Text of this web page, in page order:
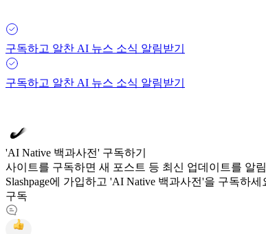
구독하고 알찬 AI 뉴스 소식 알림받기
구독하고 알찬 AI 뉴스 소식 알림받기
'AI Native 백과사전' 구독하기
사이트를 구독하면 새 포스트 등 최신 업데이트를 알
Slashpage에 가입하고 'AI Native 백과사전'을 구독하세
구독